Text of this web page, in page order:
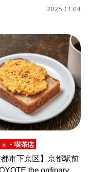
2025.11.04
・喫茶店
都市下京区】京都駅前
the ordinary